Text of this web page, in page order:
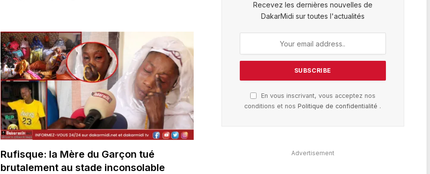
Rufisque: la Mère du Garçon tué
brutalement au stade inconsolable
Recevez les dernières nouvelles de
DakarMidi sur toutes l'actualités
En vous inscrivant, vous acceptez nos
conditions et nosPolitique de confidentialité .
Advertisement